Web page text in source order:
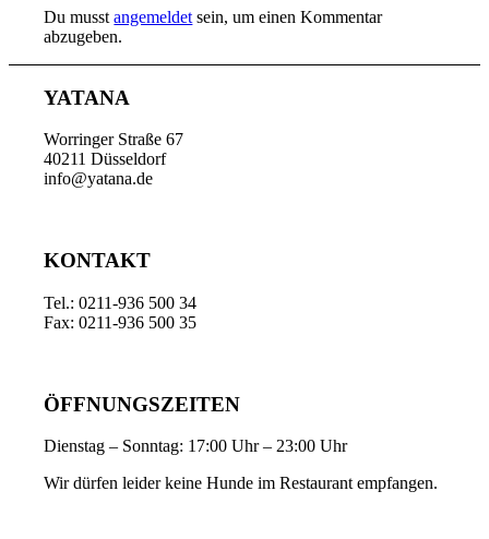
Du musstangemeldet sein, um einen Kommentar
abzugeben.
YATANA
Worringer Straße 67
40211 Düsseldorf
info@yatana.de
KONTAKT
Tel.: 0211-936 500 34
Fax: 0211-936 500 35
ÖFFNUNGSZEITEN
Dienstag – Sonntag: 17:00 Uhr – 23:00 Uhr
Wir dürfen leider keine Hunde im Restaurant empfangen.